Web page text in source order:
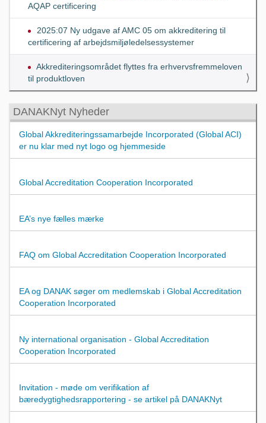
AQAP certificering
2025:07 Ny udgave af AMC 05 om akkreditering til
certificering af arbejdsmiljøledelsessystemer
Akkrediteringsområdet flyttes fra erhvervsfremmeloven
til produktloven
DANAKNyt Nyheder
Global Akkrediteringssamarbejde Incorporated (Global ACI)
er nu klar med nyt logo og hjemmeside
Global Accreditation Cooperation Incorporated
EA’s nye fælles mærke
FAQ om Global Accreditation Cooperation Incorporated
EA og DANAK søger om medlemskab i Global Accreditation
Cooperation Incorporated
Ny international organisation - Global Accreditation
Cooperation Incorporated
Invitation - møde om verifikation af
bæredygtighedsrapportering - se artikel på DANAKNyt